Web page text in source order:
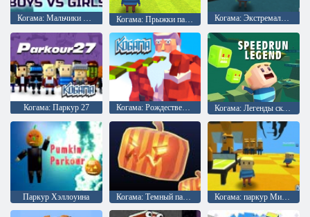
Когама: Мальчики против девочек Когама: Прыжки паркура Когама: Экстремальный паркур на Хэллоуин
Когама: Паркур 27 Когама: Рождественский паркур Когама: Легенды скорости
Паркур Хэллоуина Когама: Темный паркур Когама: паркур Миньонов